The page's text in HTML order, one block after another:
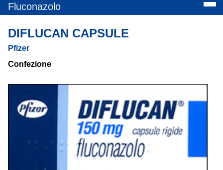
Fluconazolo
DIFLUCAN CAPSULE
Pfizer
Confezione